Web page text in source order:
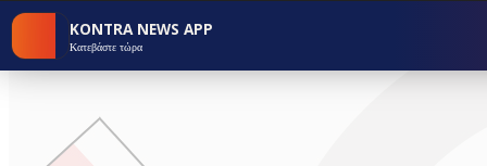
KONTRA NEWS APP
Κατεβάστε τώρα